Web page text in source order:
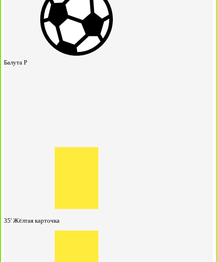
Балута Р
35' Жёлтая карточка